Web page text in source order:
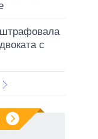
с